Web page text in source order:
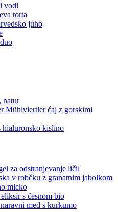
vodi
torta
juho
natur
Mühlviertler ćaj z gorskimi
hialuronsko kislino
za odstranjevanje ličil
v robčku z granatnim jabolkom
mleko
s česnom bio
med s kurkumo